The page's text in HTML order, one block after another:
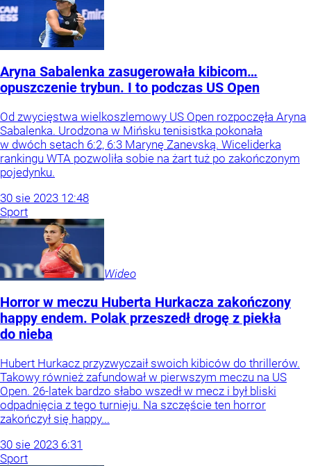
Aryna Sabalenka zasugerowała kibicom…
opuszczenie trybun. I to podczas US Open
Od zwycięstwa wielkoszlemowy US Open rozpoczęła Aryna
Sabalenka. Urodzona w Mińsku tenisistka pokonała
w dwóch setach 6:2, 6:3 Marynę Zanevską. Wiceliderka
rankingu WTA pozwoliła sobie na żart tuż po zakończonym
pojedynku.
30 sie 2023 12:48
Sport
Wideo
Horror w meczu Huberta Hurkacza zakończony
happy endem. Polak przeszedł drogę z piekła
do nieba
Hubert Hurkacz przyzwyczaił swoich kibiców do thrillerów.
Takowy również zafundował w pierwszym meczu na US
Open. 26-latek bardzo słabo wszedł w mecz i był bliski
odpadnięcia z tego turnieju. Na szczęście ten horror
zakończył się happy...
30 sie 2023 6:31
Sport